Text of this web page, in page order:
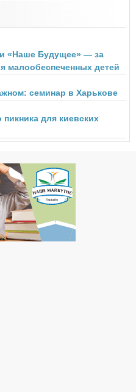
«Наше Будущее» — за
малообеспеченных детей
семинар в Харькове
для киевских